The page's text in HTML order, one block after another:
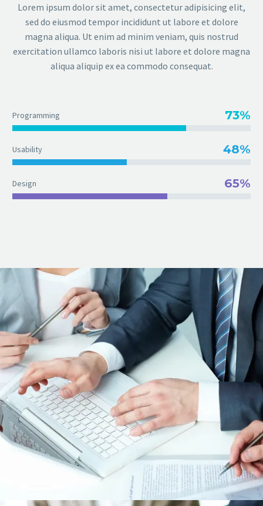
Lorem ipsum dolor sit amet, consectetur adipisicing elit,
sed do eiusmod tempor incididunt ut labore et dolore
magna aliqua. Ut enim ad minim veniam, quis nostrud
exercitation ullamco laboris nisi ut labore et dolore magna
aliqua aliquip ex ea commodo consequat.
Programming 73%
Usability 48%
Design 65%